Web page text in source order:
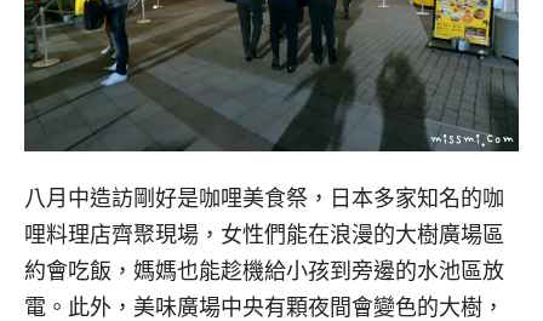
八月中造訪剛好是咖哩美食祭，日本多家知名的咖
哩料理店齊聚現場，女性們能在浪漫的大樹廣場區
約會吃飯，媽媽也能趁機給小孩到旁邊的水池區放
電。此外，美味廣場中央有顆夜間會變色的大樹，